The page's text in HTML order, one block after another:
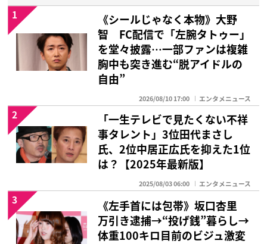
《シールじゃなく本物》大野
智 FC配信で「左腕タトゥー」
を堂々披露…一部ファンは複雑
胸中も突き進む“脱アイドルの
自由”
2026/08/10 17:00 エンタメニュース
1
「一生テレビで見たくない不祥
事タレント」3位田代まさし
氏、2位中居正広氏を抑えた1位
は？【2025年最新版】
2025/08/03 06:00 エンタメニュース
2
《左手首には包帯》坂口杏里
万引き逮捕→“投げ銭”暮らし→
体重100キロ目前のビジュ激変
3